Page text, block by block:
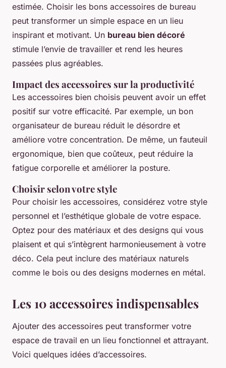
estimée. Choisir les bons accessoires de bureau
peut transformer un simple espace en un lieu
inspirant et motivant. Un bureau bien décoré
stimule l’envie de travailler et rend les heures
passées plus agréables.
Impact des accessoires sur la productivité
Les accessoires bien choisis peuvent avoir un effet
positif sur votre efficacité. Par exemple, un bon
organisateur de bureau réduit le désordre et
améliore votre concentration. De même, un fauteuil
ergonomique, bien que coûteux, peut réduire la
fatigue corporelle et améliorer la posture.
Choisir selon votre style
Pour choisir les accessoires, considérez votre style
personnel et l’esthétique globale de votre espace.
Optez pour des matériaux et des designs qui vous
plaisent et qui s’intègrent harmonieusement à votre
déco. Cela peut inclure des matériaux naturels
comme le bois ou des designs modernes en métal.
Les 10 accessoires indispensables
Ajouter des accessoires peut transformer votre
espace de travail en un lieu fonctionnel et attrayant.
Voici quelques idées d’accessoires.